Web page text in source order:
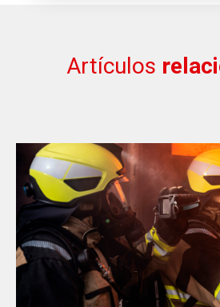
Artículos